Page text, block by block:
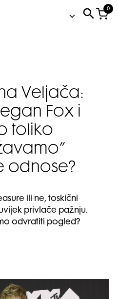
0
Veljača:
Fox i
toliko
odnose?
ili ne, toskični
privlače pažnju.
odvratiti pogled?